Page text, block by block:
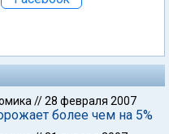
//28 февраля 2007
более чем на 5%